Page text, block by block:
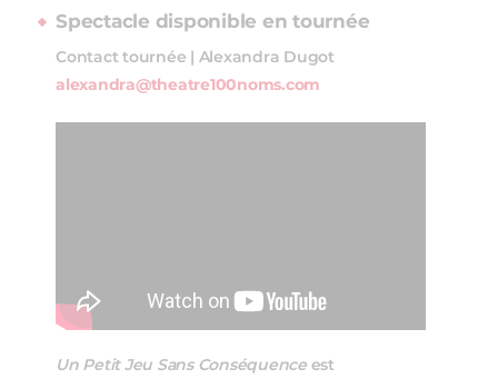
Spectacle disponible en tournée
Contact tournée | Alexandra Dugot
alexandra@theatre100noms.com
Un Petit Jeu Sans Conséquenceest